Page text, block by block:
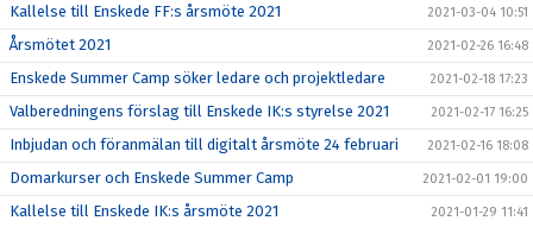
Kallelse till Enskede FF:s årsmöte 2021 2021-03-04 10:51
Årsmötet 2021 2021-02-26 16:48
Enskede Summer Camp söker ledare och projektledare 2021-02-18 17:23
Valberedningens förslag till Enskede IK:s styrelse 2021 2021-02-17 16:25
Inbjudan och föranmälan till digitalt årsmöte 24 februari 2021-02-16 18:08
Domarkurser och Enskede Summer Camp 2021-02-01 19:00
Kallelse till Enskede IK:s årsmöte 2021 2021-01-29 11:41